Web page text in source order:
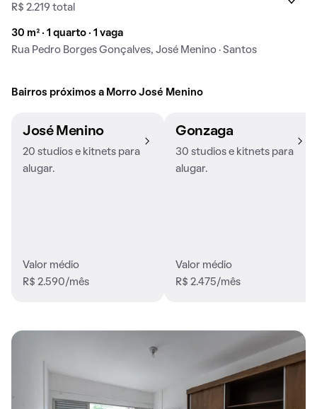
R$ 2.219 total
30 m² · 1 quarto · 1 vaga
Rua Pedro Borges Gonçalves, José Menino · Santos
Bairros próximos a Morro José Menino
José Menino
20 studios e kitnets para
alugar.
Valor médio
R$ 2.590/mês
Gonzaga
30 studios e kitnets para
alugar.
Valor médio
R$ 2.475/mês